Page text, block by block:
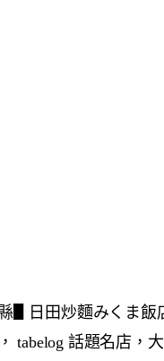
▋日田炒麵みくま飯
tabelog 話題名店，